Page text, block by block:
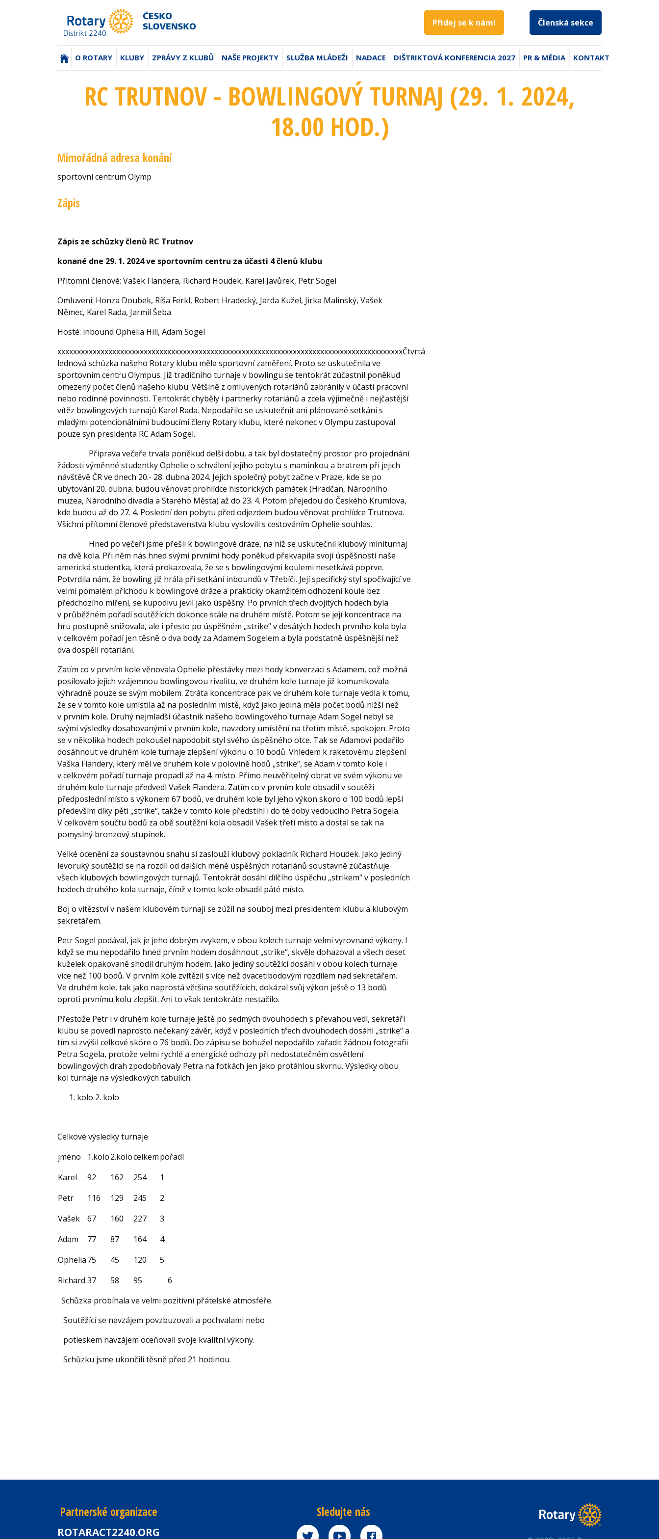
Přidej se k nám! Členská sekce
(AKTUÁLNÍ)
O ROTARY KLUBY ZPRÁVY Z KLUBŮ NAŠE PROJEKTY SLUŽBA MLÁDEŽI NADACE DIŠTRIKTOVÁ KONFERENCIA 2027 PR & MÉDIA KONTAKT
RC TRUTNOV - BOWLINGOVÝ TURNAJ (29. 1. 2024,
18.00 HOD.)
Mimořádná adresa konání
sportovní centrum Olymp
Zápis
Zápis ze schůzky členů RC Trutnov
konané dne 29. 1. 2024 ve sportovním centru za účasti 4 členů klubu
Přítomní členové: Vašek Flandera, Richard Houdek, Karel Javůrek, Petr Sogel
Omluveni: Honza Doubek, Ríša Ferkl, Robert Hradecký, Jarda Kužel, Jirka Malinský, Vašek
Němec, Karel Rada, Jarmil Šeba
Hosté: inbound Ophelia Hill, Adam Sogel
xxxxxxxxxxxxxxxxxxxxxxxxxxxxxxxxxxxxxxxxxxxxxxxxxxxxxxxxxxxxxxxxxxxxxxxxxxxxxxxxxxxxxxxxČtvrtá
lednová schůzka našeho Rotary klubu měla sportovní zaměření. Proto se uskutečnila ve
sportovním centru Olympus. Již tradičního turnaje v bowlingu se tentokrát zúčastnil poněkud
omezený počet členů našeho klubu. Většině z omluvených rotariánů zabránily v účasti pracovní
nebo rodinné povinnosti. Tentokrát chyběly i partnerky rotariánů a zcela výjimečně i nejčastější
vítěz bowlingových turnajů Karel Rada. Nepodařilo se uskutečnit ani plánované setkání s
mladými potencionálními budoucími členy Rotary klubu, které nakonec v Olympu zastupoval
pouze syn presidenta RC Adam Sogel.
Příprava večeře trvala poněkud delší dobu, a tak byl dostatečný prostor pro projednání
žádosti výměnné studentky Ophelie o schválení jejího pobytu s maminkou a bratrem při jejich
návštěvě ČR ve dnech 20.- 28. dubna 2024. Jejich společný pobyt začne v Praze, kde se po
ubytování 20. dubna. budou věnovat prohlídce historických památek (Hradčan, Národního
muzea, Národního divadla a Starého Města) až do 23. 4. Potom přejedou do Českého Krumlova,
kde budou až do 27. 4. Poslední den pobytu před odjezdem budou věnovat prohlídce Trutnova.
Všichni přítomní členové představenstva klubu vyslovili s cestováním Ophelie souhlas.
Hned po večeři jsme přešli k bowlingové dráze, na níž se uskutečnil klubový miniturnaj
na dvě kola. Při něm nás hned svými prvními hody poněkud překvapila svojí úspěšností naše
americká studentka, která prokazovala, že se s bowlingovými koulemi nesetkává poprve.
Potvrdila nám, že bowling již hrála při setkání inboundů v Třebíči. Její specifický styl spočívající ve
velmi pomalém příchodu k bowlingové dráze a prakticky okamžitém odhození koule bez
předchozího míření, se kupodivu jevil jako úspěšný. Po prvních třech dvojitých hodech byla
v průběžném pořadí soutěžících dokonce stále na druhém místě. Potom se její koncentrace na
hru postupně snižovala, ale i přesto po úspěšném „strike“ v desátých hodech prvního kola byla
v celkovém pořadí jen těsně o dva body za Adamem Sogelem a byla podstatně úspěšnější než
dva dospělí rotariáni.
Zatím co v prvním kole věnovala Ophelie přestávky mezi hody konverzaci s Adamem, což možná
posilovalo jejich vzájemnou bowlingovou rivalitu, ve druhém kole turnaje již komunikovala
výhradně pouze se svým mobilem. Ztráta koncentrace pak ve druhém kole turnaje vedla k tomu,
že se v tomto kole umístila až na posledním místě, když jako jediná měla počet bodů nižší než
v prvním kole. Druhý nejmladší účastník našeho bowlingového turnaje Adam Sogel nebyl se
svými výsledky dosahovanými v prvním kole, navzdory umístění na třetím místě, spokojen. Proto
se v několika hodech pokoušel napodobit styl svého úspěšného otce. Tak se Adamovi podařilo
dosáhnout ve druhém kole turnaje zlepšení výkonu o 10 bodů. Vhledem k raketovému zlepšení
Vaška Flandery, který měl ve druhém kole v polovině hodů „strike“, se Adam v tomto kole i
v celkovém pořadí turnaje propadl až na 4. místo. Přímo neuvěřitelný obrat ve svém výkonu ve
druhém kole turnaje předvedl Vašek Flandera. Zatím co v prvním kole obsadil v soutěži
předposlední místo s výkonem 67 bodů, ve druhém kole byl jeho výkon skoro o 100 bodů lepší
především díky pěti „strike“, takže v tomto kole předstihl i do té doby vedoucího Petra Sogela.
V celkovém součtu bodů za obě soutěžní kola obsadil Vašek třetí místo a dostal se tak na
pomyslný bronzový stupínek.
Velké ocenění za soustavnou snahu si zaslouží klubový pokladník Richard Houdek. Jako jediný
levoruký soutěžící se na rozdíl od dalších méně úspěšných rotariánů soustavně zúčastňuje
všech klubových bowlingových turnajů. Tentokrát dosáhl dílčího úspěchu „strikem“ v posledních
hodech druhého kola turnaje, čímž v tomto kole obsadil páté místo.
Boj o vítězství v našem klubovém turnaji se zúžil na souboj mezi presidentem klubu a klubovým
sekretářem.
Petr Sogel podával, jak je jeho dobrým zvykem, v obou kolech turnaje velmi vyrovnané výkony. I
když se mu nepodařilo hned prvním hodem dosáhnout „strike“, skvěle dohazoval a všech deset
kuželek opakovaně shodil druhým hodem. Jako jediný soutěžící dosáhl v obou kolech turnaje
více než 100 bodů. V prvním kole zvítězil s více než dvacetibodovým rozdílem nad sekretářem.
Ve druhém kole, tak jako naprostá většina soutěžících, dokázal svůj výkon ještě o 13 bodů
oproti prvnímu kolu zlepšit. Ani to však tentokráte nestačilo.
Přestože Petr i v druhém kole turnaje ještě po sedmých dvouhodech s převahou vedl, sekretáři
klubu se povedl naprosto nečekaný závěr, když v posledních třech dvouhodech dosáhl „strike“ a
tím si zvýšil celkové skóre o 76 bodů. Do zápisu se bohužel nepodařilo zařadit žádnou fotografii
Petra Sogela, protože velmi rychlé a energické odhozy při nedostatečném osvětlení
bowlingových drah zpodobňovaly Petra na fotkách jen jako protáhlou skvrnu. Výsledky obou
kol turnaje na výsledkových tabulích:
kolo 2. kolo
Celkové výsledky turnaje
jméno
1.kolo2.kolocelkempořadí
Karel
92 162 254
1
Petr
116 129 245
2
Vašek
67 160 227
3
Adam
77 87 164
4
Ophelia75 45 120
5
Richard 37 58 95
6
Schůzka probíhala ve velmi pozitivní přátelské atmosféře.
Soutěžící se navzájem povzbuzovali a pochvalami nebo
potleskem navzájem oceňovali svoje kvalitní výkony.
Schůzku jsme ukončili těsně před 21 hodinou.
Partnerské organizace
ROTARACT2240.ORG
Sledujte nás